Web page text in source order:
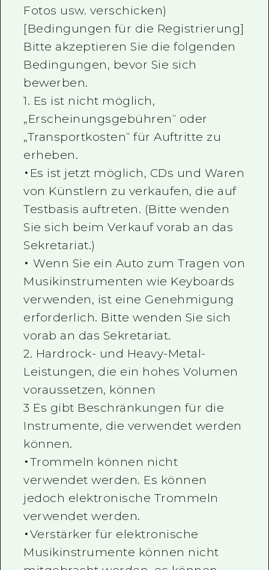
Fotos usw. verschicken)
[Bedingungen für die Registrierung]
Bitte akzeptieren Sie die folgenden
Bedingungen, bevor Sie sich
bewerben.
1. Es ist nicht möglich,
„Erscheinungsgebühren“ oder
„Transportkosten“ für Auftritte zu
erheben.
・Es ist jetzt möglich, CDs und Waren
von Künstlern zu verkaufen, die auf
Testbasis auftreten. (Bitte wenden
Sie sich beim Verkauf vorab an das
Sekretariat.)
・ Wenn Sie ein Auto zum Tragen von
Musikinstrumenten wie Keyboards
verwenden, ist eine Genehmigung
erforderlich. Bitte wenden Sie sich
vorab an das Sekretariat.
2. Hardrock- und Heavy-Metal-
Leistungen, die ein hohes Volumen
voraussetzen, können
3 Es gibt Beschränkungen für die
Instrumente, die verwendet werden
können.
・Trommeln können nicht
verwendet werden. Es können
jedoch elektronische Trommeln
verwendet werden.
・Verstärker für elektronische
Musikinstrumente können nicht